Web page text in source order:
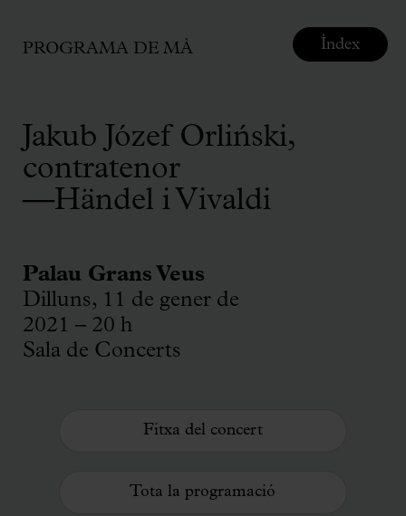
PROGRAMA DE MÀ
Jakub Józef Orliński,
contratenor
—Händel i Vivaldi
Palau Grans Veus
Dilluns, 11 de gener de
2021 – 20 h
Sala de Concerts
Fitxa del concert
Tota la programació
Índex